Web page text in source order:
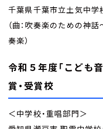
千葉県千葉市立土気中学
（曲：吹奏楽のための神
奏楽）
令和５年度「こども
賞・受賞校
＜中学校・重唱部門＞